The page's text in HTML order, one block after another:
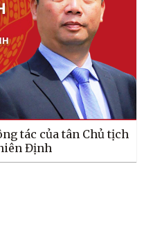
tác của tân Chủ tịch
Định